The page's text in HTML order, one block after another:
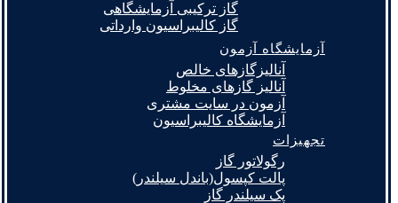
گاز ترکیبی آزمایشگاهی
گاز کالیبراسیون وارداتی
آزمایشگاه آزمون
آنالیزگازهای خالص
آنالیز گازهای مخلوط
آزمون در سایت مشتری
آزمایشگاه کالیبراسیون
تجهیزات
رگولاتور گاز
پالت کپسول(باندل سیلندر)
پک سیلندر گاز